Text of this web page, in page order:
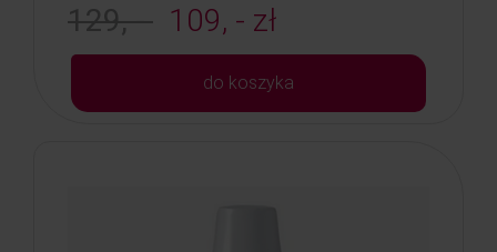
129, - 109, - zł
do koszyka